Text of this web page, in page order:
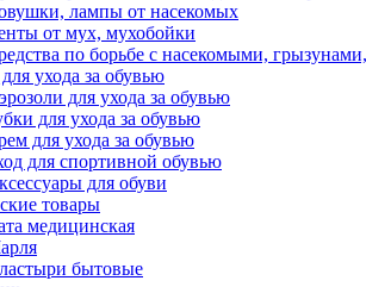
лампы от насекомых
от мух, мухобойки
по борьбе с насекомыми, грызунами,
ухода за обувью
для ухода за обувью
для ухода за обувью
для ухода за обувью
для спортивной обувью
для обуви
товары
медицинская
бытовые